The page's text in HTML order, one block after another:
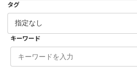
タグ
キーワード